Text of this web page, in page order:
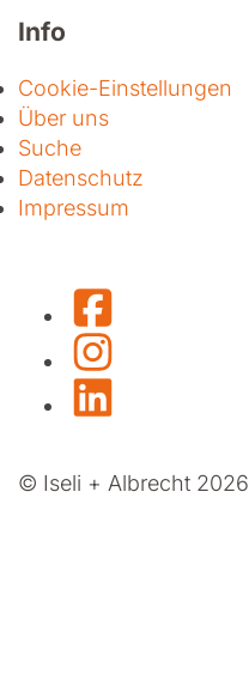
Info
Cookie-Einstellungen
Über uns
Suche
Datenschutz
Impressum
© Iseli + Albrecht 2026